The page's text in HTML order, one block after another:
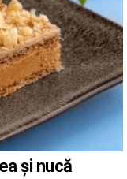
și nucă